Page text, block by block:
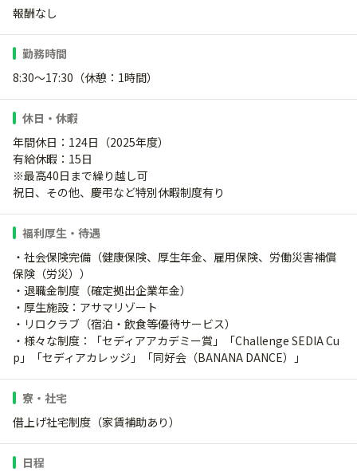
報酬なし
勤務時間
8:30～17:30（休憩：1時間）
休日・休暇
年間休日：124日（2025年度）
有給休暇：15日
※最高40日まで繰り越し可
祝日、その他、慶弔など特別休暇制度有り
福利厚生・待遇
・社会保険完備（健康保険、厚生年金、雇用保険、労働災害補償
保険（労災））
・退職金制度（確定拠出企業年金）
・厚生施設：アサマリゾート
・リロクラブ（宿泊・飲食等優待サービス）
・様々な制度：「セディアアカデミー賞」「Challenge SEDIA Cu
p」「セディアカレッジ」「同好会（BANANA DANCE）」
寮・社宅
借上げ社宅制度（家賃補助あり）
日程